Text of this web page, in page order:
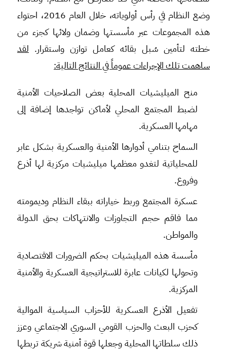
وضع النظام في رأس أولوياته، خلال العام 2016، احتواء
هذه المجموعات عبر مأسستها وضمان ولائها كجزء من
خطته لتأمين سُبل بقائه كعامل توازن واستقرار. لقد
ساهمت تلك الإجراءات عموماً في النتائج التالية:
منح الميليشيات المحلية بعض الصلاحيات الأمنية
لضبط المجتمع المحلي لأماكن تواجدها إضافة إلى
مهامها العسكرية.
السماح بتنامي أدوارها الأمنية والعسكرية بشكل عابر
للمحلياتية لتغدو معظمها ميليشيات مركزية لها أذرع
وفروع.
عسكرة المجتمع وربط خياراته ببقاء النظام وديمومته
مما فاقم حجم التجاوزات والانتهاكات بحق الدولة
والمواطن.
مأسسة هذه الميليشيات بحكم الضرورات الاقتصادية
وتحولها لكيانات عابرة للاستراتيجية العسكرية والأمنية
المركزية.
تفعيل الأذرع العسكرية للأحزاب السياسية الموالية
كحزب البعث والحزب القومي السوري الاجتماعي وعزز
ذلك سلطاتها المحلية وجعلها قوة أمنية شريكة تربطها